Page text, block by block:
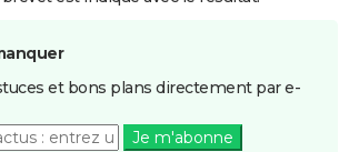
et bons plans directement par e-
Je m'abonne